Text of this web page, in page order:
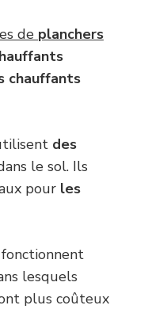
de planchers
chauffants
des
le sol. Ils
pour les
fonctionnent
lesquels
plus coûteux